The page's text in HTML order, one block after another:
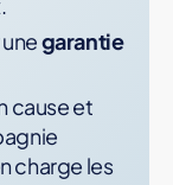
garantie
cause et
charge les